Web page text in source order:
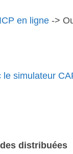
en ligne ->
simulateur
distribuées